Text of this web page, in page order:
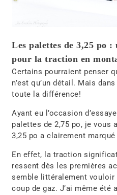
Les palettes de 3,25 po
pour la traction en
Certains pourraient penser
n’est qu’un détail. Mais
toute la différence!
Ayant eu l’occasion
palettes de 2,75 po, je vous
3,25 po a clairement
En effet, la traction
ressent dès les premières
semble littéralement vouloir
coup de gaz. J’ai même été